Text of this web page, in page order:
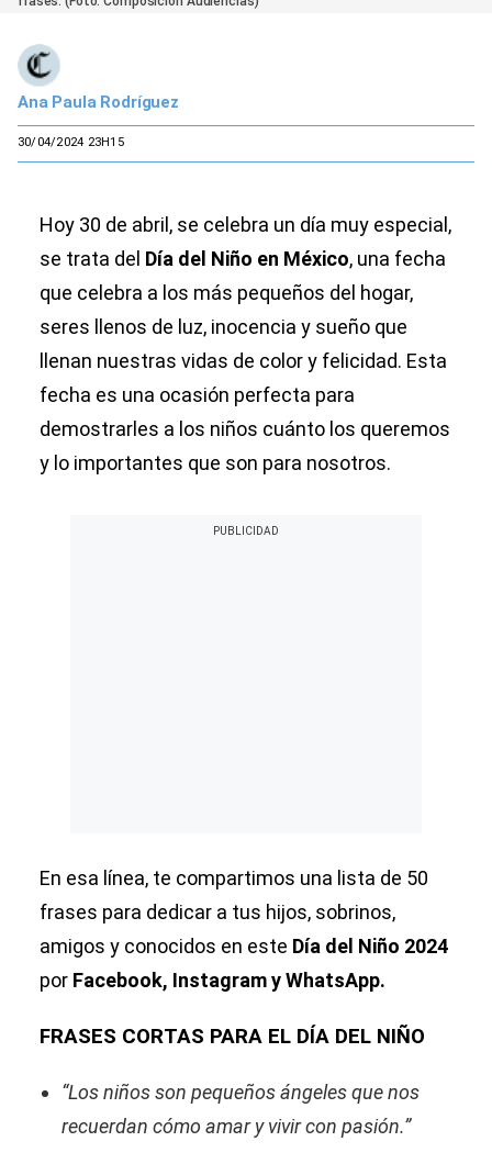
Ana Paula Rodríguez
30/04/2024 23H15
Hoy 30 de abril, se celebra un día muy especial,
se trata del Día del Niño en México, una fecha
que celebra a los más pequeños del hogar,
seres llenos de luz, inocencia y sueño que
llenan nuestras vidas de color y felicidad. Esta
fecha es una ocasión perfecta para
demostrarles a los niños cuánto los queremos
y lo importantes que son para nosotros.
En esa línea, te compartimos una lista de 50
frases para dedicar a tus hijos, sobrinos,
amigos y conocidos en este Día del Niño 2024
por Facebook, Instagram y WhatsApp.
FRASES CORTAS PARA EL DÍA DEL NIÑO
“Los niños son pequeños ángeles que nos
recuerdan cómo amar y vivir con pasión.”